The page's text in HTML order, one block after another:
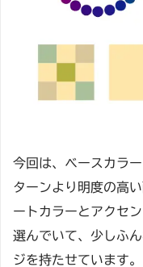
今回は、ベースカラ
ターンより明度の高
ートカラーとアクセ
選んでいて、少しふ
ジを持たせています。